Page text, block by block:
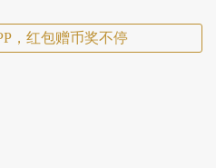
，红包赠币奖不停